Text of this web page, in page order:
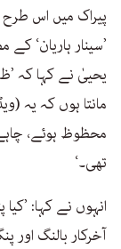
پیراک میں اس طرح
’سینار ہاریان‘
یحییٰ نے کہا کہ
مانتا ہوں کہ یہ
محظوظ ہوئے،
تھی۔‘
انہوں نے کہا:
آخرکار بالنگ اور